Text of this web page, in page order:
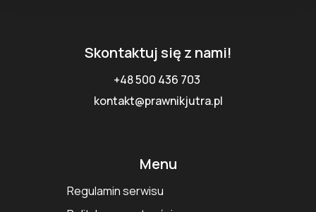
Skontaktuj się z nami!
+48 500 436 703
kontakt@prawnikjutra.pl
Menu
Regulamin serwisu